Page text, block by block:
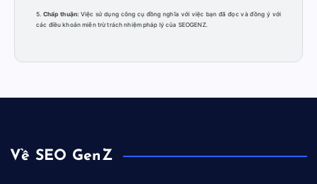
5.Chấp thuận: Việc sử dụng công cụ đồng nghĩa với việc bạn đã đọc và đồng ý với
các điều khoản miễn trừ trách nhiệm pháp lý của SEOGENZ.
Về SEO GenZ